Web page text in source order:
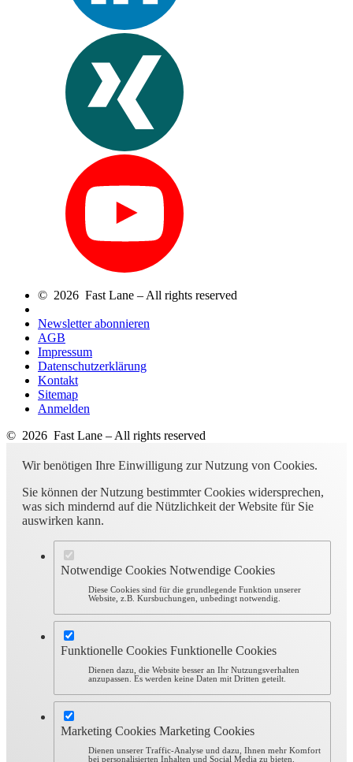
© 2026 Fast Lane – All rights reserved
Newsletter abonnieren
AGB
Impressum
Datenschutzerklärung
Kontakt
Sitemap
Anmelden
© 2026 Fast Lane – All rights reserved
Wir benötigen Ihre Einwilligung zur Nutzung von Cookies.
Sie können der Nutzung bestimmter Cookies widersprechen,
was sich mindernd auf die Nützlichkeit der Website für Sie
auswirken kann.
Notwendige Cookies Notwendige Cookies
Diese Cookies sind für die grundlegende Funktion unserer
Website, z.B. Kursbuchungen, unbedingt notwendig.
Funktionelle Cookies Funktionelle Cookies
Dienen dazu, die Website besser an Ihr Nutzungsverhalten
anzupassen. Es werden keine Daten mit Dritten geteilt.
Marketing Cookies Marketing Cookies
Dienen unserer Traffic-Analyse und dazu, Ihnen mehr Komfort
bei personalisierten Inhalten und Social Media zu bieten.